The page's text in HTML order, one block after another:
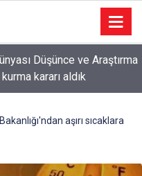
Düşünce ve Araştırma
kararı aldık
aşırı sıcaklara